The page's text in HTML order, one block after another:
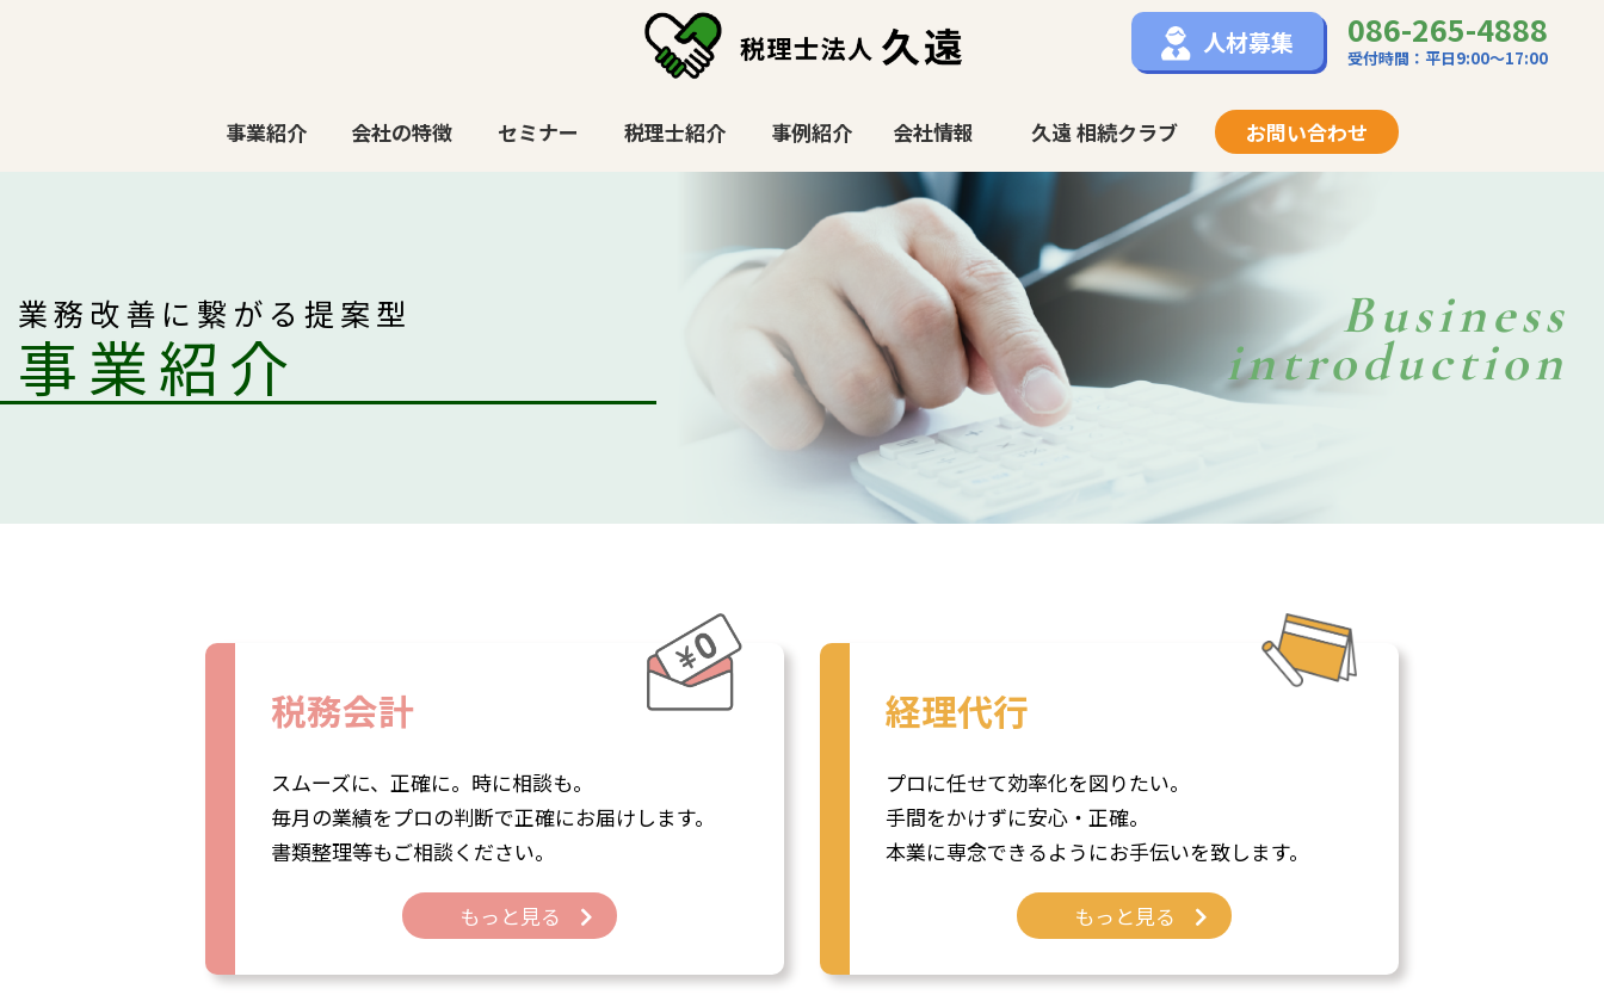
人材募集 086-265-4888
受付時間：平日9:00〜17:00
事業紹介 会社の特徴 セミナー 税理士紹介 事例紹介 会社情報 久遠 相続クラブ お問い合わせ
業務改善に繋がる 提案型
事業紹介
Business
introduction
税務会計
スムーズに、正確に。時に相談も。
毎月の業績をプロの判断で正確にお届けします。
書類整理等もご相談ください。
もっと見る
経理代行
プロに任せて効率化を図りたい。
手間をかけずに安心・正確。
本業に専念できるようにお手伝いを致します。
もっと見る